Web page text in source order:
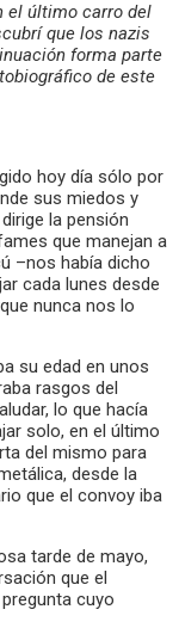
el último carro del
que los nazis
forma parte
de este
hoy día sólo por
sus miedos y
la pensión
que manejan a
–nos había dicho
cada lunes desde
nunca nos lo
su edad en unos
rasgos del
lo que hacía
solo, en el último
del mismo para
desde la
que el convoy iba
tarde de mayo,
que el
cuyo